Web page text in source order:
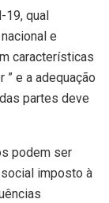
qual
e
características
” e a adequação
partes deve
podem ser
imposto à